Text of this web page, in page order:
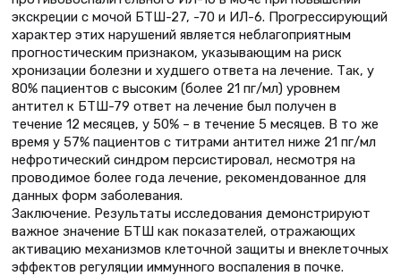
экскреции с мочой БТШ-27, -70 и ИЛ-6. Прогрессирующий
характер этих нарушений является неблагоприятным
прогностическим признаком, указывающим на риск
хронизации болезни и худшего ответа на лечение. Так, у
80% пациентов с высоким (более 21 пг/мл) уровнем
антител к БТШ-79 ответ на лечение был получен в
течение 12 месяцев, у 50% – в течение 5 месяцев. В то же
время у 57% пациентов с титрами антител ниже 21 пг/мл
нефротический синдром персистировал, несмотря на
проводимое более года лечение, рекомендованное для
данных форм заболевания.
Заключение. Результаты исследования демонстрируют
важное значение БТШ как показателей, отражающих
активацию механизмов клеточной защиты и внеклеточных
эффектов регуляции иммунного воспаления в почке.